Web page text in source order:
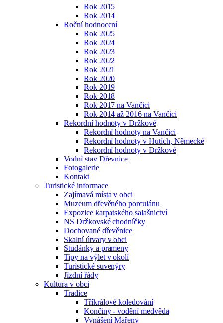
Rok 2015
Rok 2014
Roční hodnocení
Rok 2025
Rok 2024
Rok 2023
Rok 2022
Rok 2021
Rok 2020
Rok 2019
Rok 2018
Rok 2017 na Vančici
Rok 2014 až 2016 na Vančici
Rekordní hodnoty v Držkové
Rekordní hodnoty na Vančici
Rekordní hodnoty v Hutích, Německé
Rekordní hodnoty v Držkové
Vodní stav Dřevnice
Fotogalerie
Kontakt
Turistické informace
Zajímavá místa v obci
Muzeum dřevěného porculánu
Expozice karpatského salašnictví
NS Držkovské chodníčky
Dochované dřevěnice
Skalní útvary v obci
Studánky a prameny
Tipy na výlet v okolí
Turistické suvenýry
Jízdní řády
Kultura v obci
Tradice
Tříkrálové koledování
Končiny - vodění medvěda
Vynášení Mařeny